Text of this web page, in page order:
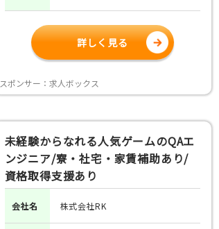
詳しく見る
スポンサー：求人ボックス
未経験からなれる人気ゲームのQAエ
ンジニア/寮・社宅・家賃補助あり/
資格取得支援あり
会社名 株式会社RK